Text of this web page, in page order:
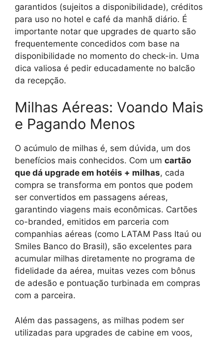
garantidos (sujeitos a disponibilidade), créditos
para uso no hotel e café da manhã diário. É
importante notar que upgrades de quarto são
frequentemente concedidos com base na
disponibilidade no momento do check-in. Uma
dica valiosa é pedir educadamente no balcão
da recepção.
Milhas Aéreas: Voando Mais
e Pagando Menos
O acúmulo de milhas é, sem dúvida, um dos
benefícios mais conhecidos. Com um cartão
que dá upgrade em hotéis + milhas, cada
compra se transforma em pontos que podem
ser convertidos em passagens aéreas,
garantindo viagens mais econômicas. Cartões
co-branded, emitidos em parceria com
companhias aéreas (como LATAM Pass Itaú ou
Smiles Banco do Brasil), são excelentes para
acumular milhas diretamente no programa de
fidelidade da aérea, muitas vezes com bônus
de adesão e pontuação turbinada em compras
com a parceira.
Além das passagens, as milhas podem ser
utilizadas para upgrades de cabine em voos,